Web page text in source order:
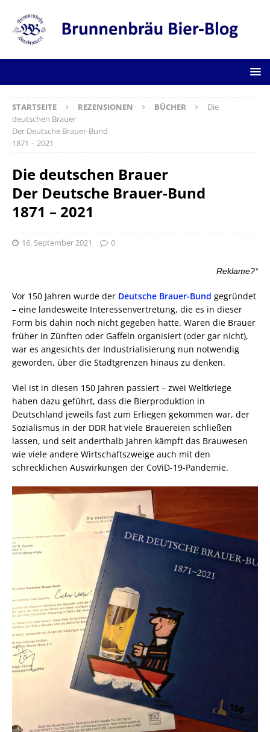
STARTSEITE REZENSIONEN BÜCHER
Die
deutschen Brauer
Der Deutsche Brauer-Bund
1871 – 2021
Die deutschen Brauer
Der Deutsche Brauer-Bund
1871 – 2021
16. September 2021 0
Reklame?*
Vor 150 Jahren wurde der Deutsche Brauer-Bund gegründet
– eine landesweite Interessenvertretung, die es in dieser
Form bis dahin noch nicht gegeben hatte. Waren die Brauer
früher in Zünften oder Gaffeln organisiert (oder gar nicht),
war es angesichts der Industrialisierung nun notwendig
geworden, über die Stadtgrenzen hinaus zu denken.
Viel ist in diesen 150 Jahren passiert – zwei Weltkriege
haben dazu geführt, dass die Bierproduktion in
Deutschland jeweils fast zum Erliegen gekommen war, der
Sozialismus in der DDR hat viele Brauereien schließen
lassen, und seit anderthalb Jahren kämpft das Brauwesen
wie viele andere Wirtschaftszweige auch mit den
schrecklichen Auswirkungen der CoViD-19-Pandemie.